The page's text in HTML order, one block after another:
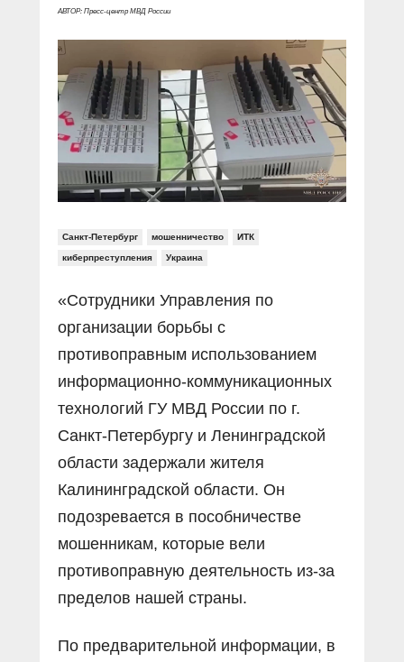
Социальные ролики
Специальный репортаж
КиберПОСТОВОЙ
Журнал «Полиция России»
Контакты
Вакансии
АВТОР: Пресс-центр МВД России
Санкт-Петербург мошенничество ИТК
киберпреступления Украина
«Сотрудники Управления по
организации борьбы с
противоправным использованием
информационно-коммуникационных
технологий ГУ МВД России по г.
Санкт-Петербургу и Ленинградской
области задержали жителя
Калининградской области. Он
подозревается в пособничестве
мошенникам, которые вели
противоправную деятельность из-за
пределов нашей страны.
По предварительной информации, в